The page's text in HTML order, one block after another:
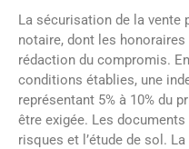
La sécurisation de la vente
notaire, dont les
rédaction du compromis.
conditions établies, une
représentant 5% à 10% du
être exigée. Les
risques et l’étude de sol.